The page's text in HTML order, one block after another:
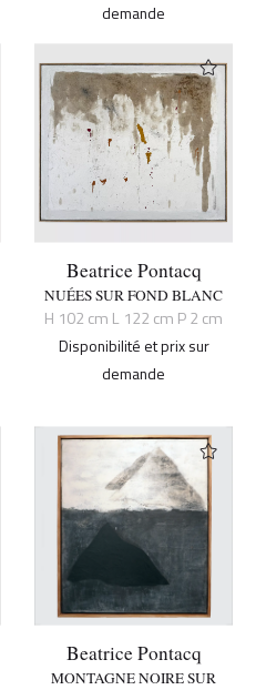
demande
Beatrice Pontacq
NUÉES SUR FOND BLANC
H 102 cm L 122 cm P 2 cm
Disponibilité et prix sur
demande
Beatrice Pontacq
MONTAGNE NOIRE SUR